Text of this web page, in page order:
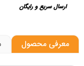
ارسال سریع و رایگان
معرفی محصول